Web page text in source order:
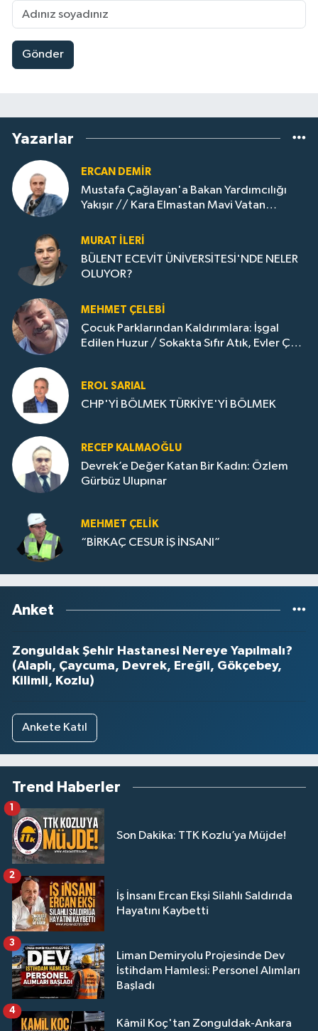
Gönder
Yazarlar
ERCAN DEMIR
Mustafa Çağlayan'a Bakan Yardımcılığı
Yakışır // ​Kara Elmastan Mavi Vatan
MURAT İLERI
BÜLENT ECEVİT ÜNİVERSİTESİ'NDE NELER
OLUYOR?
MEHMET ÇELEBI
Çocuk Parklarından Kaldırımlara: İşgal
Edilen Huzur / Sokakta Sıfır Atık, Evler Çöp
EROL SARIAL
CHP'Yİ BÖLMEK TÜRKİYE'Yİ BÖLMEK
RECEP KALMAOĞLU
Devrek’e Değer Katan Bir Kadın: Özlem
Gürbüz Ulupınar
MEHMET ÇELIK
“BİRKAÇ CESUR İŞ İNSANI”
Anket
Zonguldak Şehir Hastanesi Nereye Yapılmalı?
(Alaplı, Çaycuma, Devrek, Ereğli, Gökçebey,
Kilimli, Kozlu)
Ankete Katıl
Trend Haberler
Son Dakika: TTK Kozlu’ya Müjde!
1
İş İnsanı Ercan Ekşi Silahlı Saldırıda
Hayatını Kaybetti
2
Liman Demiryolu Projesinde Dev
İstihdam Hamlesi: Personel Alımları
Başladı
3
Kâmil Koç'tan Zonguldak-Ankara
4